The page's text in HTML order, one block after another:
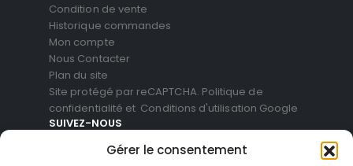
Gérer le consentement
Condition de vente
Historique commandes
Mon compte
Nous Contacter
Plan du site
Site protégé par reCAPTCHA. Politique de
confidentialité et Conditions d'utilisation Google
SUIVEZ-NOUS